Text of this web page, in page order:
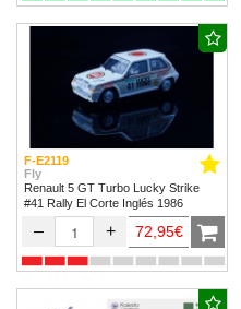
F-E2119
Fly
Renault 5 GT Turbo Lucky Strike
#41 Rally El Corte Inglés 1986
– + 72,95€